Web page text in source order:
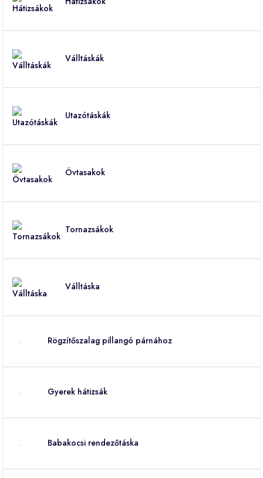
Válltáskák
Utazótáskák
Övtasakok
Tornazsákok
Válltáska
Rögzítőszalag pillangó párnához
Gyerek hátizsák
Babakocsi rendezőtáska